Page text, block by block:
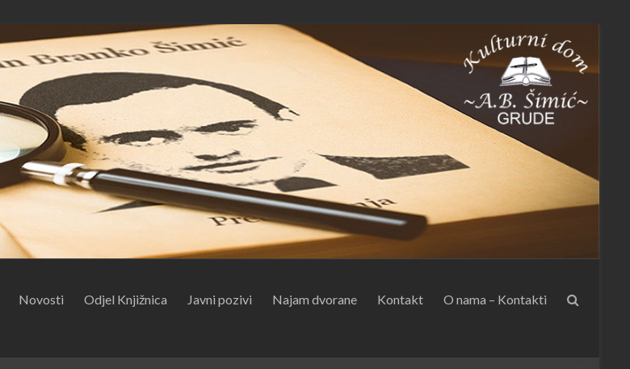
Novosti Odjel Knjižnica Javni pozivi Najam dvorane Kontakt O nama – Kontakti